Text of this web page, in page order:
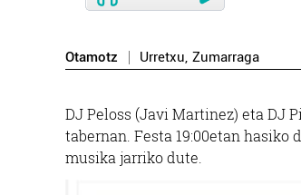
Otamotz Urretxu, Zumarraga
DJ Peloss (Javi Martinez) eta DJ
tabernan. Festa 19:00etan hasiko
musika jarriko dute.